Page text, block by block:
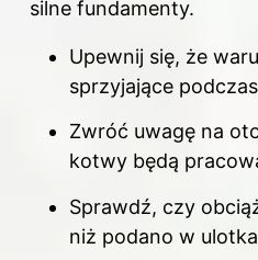
silne fundamenty.
Upewnij się, że
sprzyjające
Zwróć uwagę na
kotwy będą
Sprawdź, czy
niż podano w